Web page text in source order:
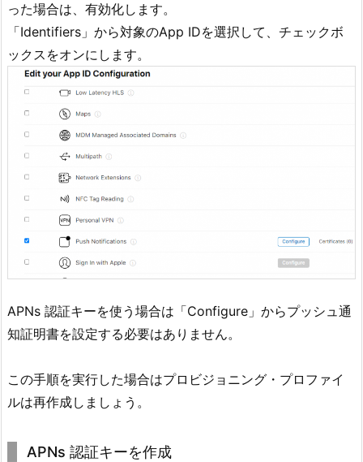
った場合は、有効化します。
「Identifiers」から対象のApp IDを選択して、チェックボ
ックスをオンにします。
APNs 認証キーを使う場合は「Configure」からプッシュ通
知証明書を設定する必要はありません。
この手順を実行した場合はプロビジョニング・プロファイ
ルは再作成しましょう。
APNs 認証キーを作成